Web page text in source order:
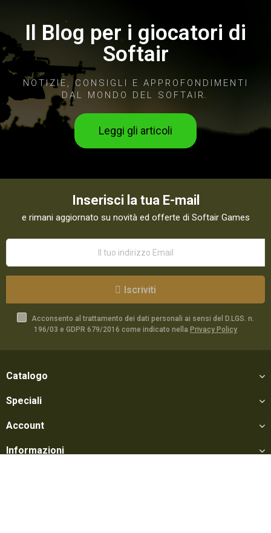
Il Blog per i giocatori di
Softair
NOTIZIE, CONSIGLI E APPROFONDIMENTI
DAL MONDO DEL SOFTAIR.
Leggi gli articoli
Inserisci la tua E-mail
e rimani aggiornato su novità ed offerte di Softair Games
Iscriviti
Acconsento al trattamento dei dati personali ai sensi del D.LGS. n.
196/03 e GDPR 679/2016 come indicato nella Privacy Policy
Catalogo
Speciali
Account
Informazioni